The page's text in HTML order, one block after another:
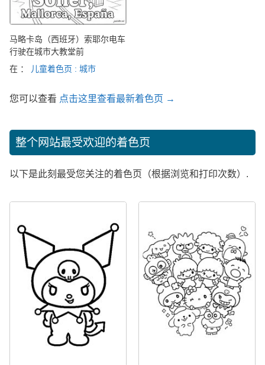
马略卡岛（西班牙）索耶尔电车
行驶在城市大教堂前
在 ：
儿童着色页 : 城市
您可以查看 点击这里查看最新着色页 →
整个网站最受欢迎的着色页
以下是此刻最受您关注的着色页（根据浏览和打印次数）.